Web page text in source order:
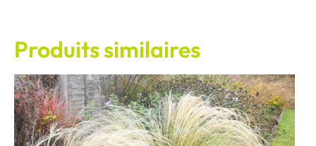
Produits similaires